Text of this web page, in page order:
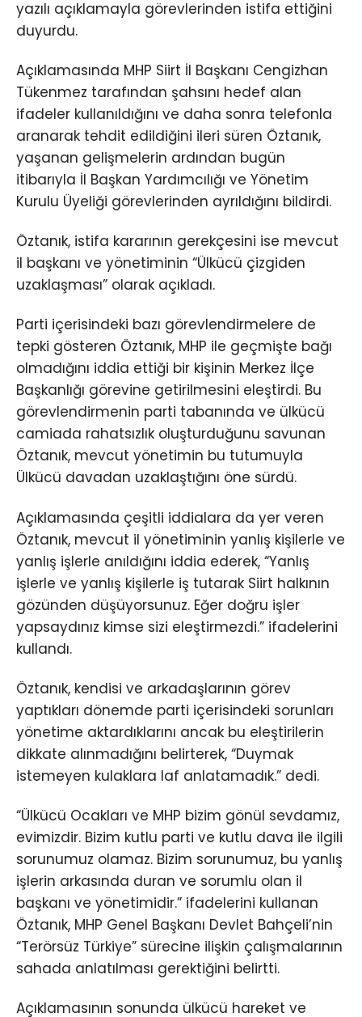
yazılı açıklamayla görevlerinden istifa ettiğini
duyurdu.
Açıklamasında MHP Siirt İl Başkanı Cengizhan
Tükenmez tarafından şahsını hedef alan
ifadeler kullanıldığını ve daha sonra telefonla
aranarak tehdit edildiğini ileri süren Öztanık,
yaşanan gelişmelerin ardından bugün
itibarıyla İl Başkan Yardımcılığı ve Yönetim
Kurulu Üyeliği görevlerinden ayrıldığını bildirdi.
Öztanık, istifa kararının gerekçesini ise mevcut
il başkanı ve yönetiminin “Ülkücü çizgiden
uzaklaşması” olarak açıkladı.
Parti içerisindeki bazı görevlendirmelere de
tepki gösteren Öztanık, MHP ile geçmişte bağı
olmadığını iddia ettiği bir kişinin Merkez İlçe
Başkanlığı görevine getirilmesini eleştirdi. Bu
görevlendirmenin parti tabanında ve ülkücü
camiada rahatsızlık oluşturduğunu savunan
Öztanık, mevcut yönetimin bu tutumuyla
Ülkücü davadan uzaklaştığını öne sürdü.
Açıklamasında çeşitli iddialara da yer veren
Öztanık, mevcut il yönetiminin yanlış kişilerle ve
yanlış işlerle anıldığını iddia ederek, “Yanlış
işlerle ve yanlış kişilerle iş tutarak Siirt halkının
gözünden düşüyorsunuz. Eğer doğru işler
yapsaydınız kimse sizi eleştirmezdi.” ifadelerini
kullandı.
Öztanık, kendisi ve arkadaşlarının görev
yaptıkları dönemde parti içerisindeki sorunları
yönetime aktardıklarını ancak bu eleştirilerin
dikkate alınmadığını belirterek, “Duymak
istemeyen kulaklara laf anlatamadık.” dedi.
“Ülkücü Ocakları ve MHP bizim gönül sevdamız,
evimizdir. Bizim kutlu parti ve kutlu dava ile ilgili
sorunumuz olamaz. Bizim sorunumuz, bu yanlış
işlerin arkasında duran ve sorumlu olan il
başkanı ve yönetimidir.” ifadelerini kullanan
Öztanık, MHP Genel Başkanı Devlet Bahçeli’nin
“Terörsüz Türkiye” sürecine ilişkin çalışmalarının
sahada anlatılması gerektiğini belirtti.
Açıklamasının sonunda ülkücü hareket ve